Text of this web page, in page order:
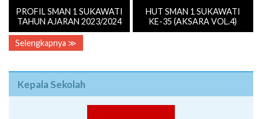
PROFIL SMAN 1 SUKAWATI
TAHUN AJARAN 2023/2024
HUT SMAN 1 SUKAWATI
KE-35 (AKSARA VOL.4)
Selengkapnya ≫
Kepala Sekolah